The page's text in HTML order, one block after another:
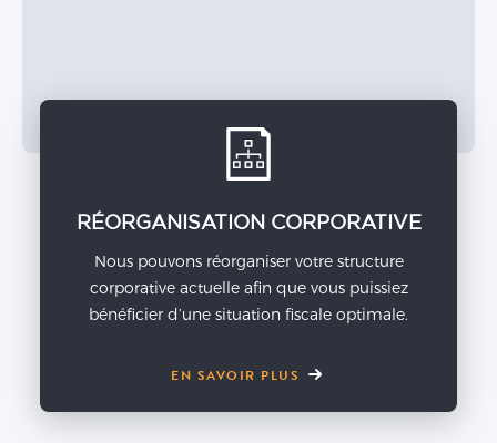
RÉORGANISATION CORPORATIVE
Nous pouvons réorganiser votre structure
corporative actuelle afin que vous puissiez
bénéficier d’une situation fiscale optimale.
EN SAVOIR PLUS